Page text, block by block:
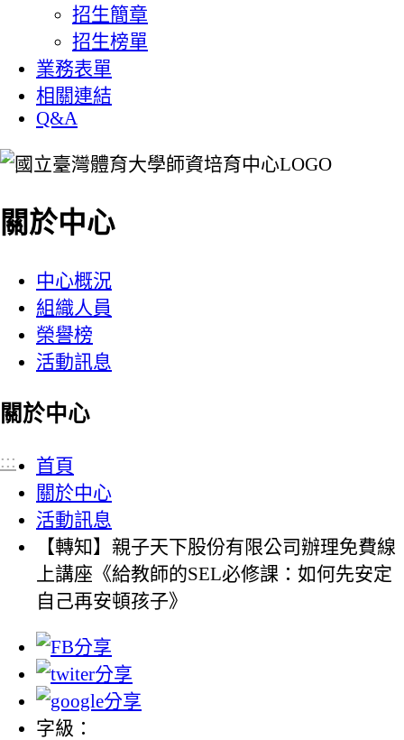
招生簡章
招生榜單
業務表單
相關連結
Q&A
:::
關於中心
中心概況
組織人員
榮譽榜
活動訊息
關於中心
:::
首頁
關於中心
活動訊息
【轉知】親子天下股份有限公司辦理免費線
上講座《給教師的SEL必修課：如何先安定
自己再安頓孩子》
字級：